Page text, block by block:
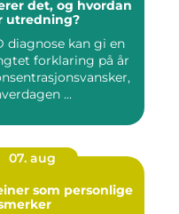
det, og hvordan
utredning?
diagnose kan gi en
forklaring på år
...
07. aug
som personlige